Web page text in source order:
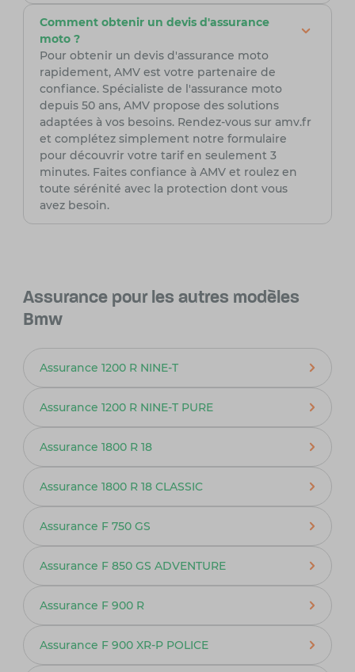
Comment obtenir un devis d'assurance
moto ?
Pour obtenir un devis d'assurance moto
rapidement, AMV est votre partenaire de
confiance. Spécialiste de l'assurance moto
depuis 50 ans, AMV propose des solutions
adaptées à vos besoins. Rendez-vous sur amv.fr
et complétez simplement notre formulaire
pour découvrir votre tarif en seulement 3
minutes. Faites confiance à AMV et roulez en
toute sérénité avec la protection dont vous
avez besoin.
Assurance pour les autres modèles
Bmw
Assurance 1200 R NINE-T
Assurance 1200 R NINE-T PURE
Assurance 1800 R 18
Assurance 1800 R 18 CLASSIC
Assurance F 750 GS
Assurance F 850 GS ADVENTURE
Assurance F 900 R
Assurance F 900 XR-P POLICE